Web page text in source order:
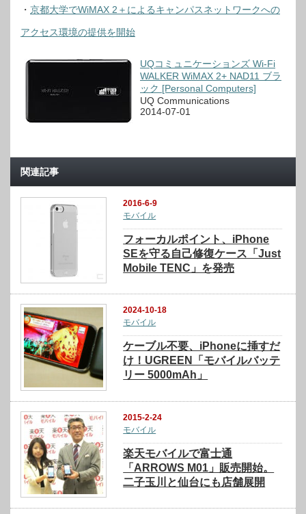
・ 京都大学でWiMAX 2＋によるキャンパスネットワークへの
アクセス環境の提供を開始
UQコミュニケーションズ Wi-Fi
WALKER WiMAX 2+ NAD11 ブラ
ック [Personal Computers]
UQ Communications
2014-07-01
関連記事
2016-6-9
モバイル
フォーカルポイント、iPhone
SEを守る自己修復ケース「Just
Mobile TENC」を発売
2024-10-18
モバイル
ケーブル不要、iPhoneに挿すだ
け！UGREEN「モバイルバッテ
リー 5000mAh」
2015-2-24
モバイル
楽天モバイルで富士通
「ARROWS M01」販売開始。
二子玉川と仙台にも店舗展開